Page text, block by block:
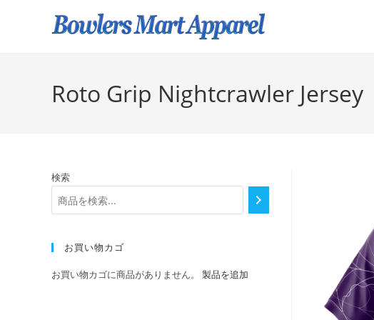
Roto Grip Nightcrawler Jersey
検索
お買い物カゴ
お買い物カゴに商品がありません。 製品を追加